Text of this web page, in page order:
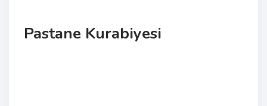
Pastane Kurabiyesi